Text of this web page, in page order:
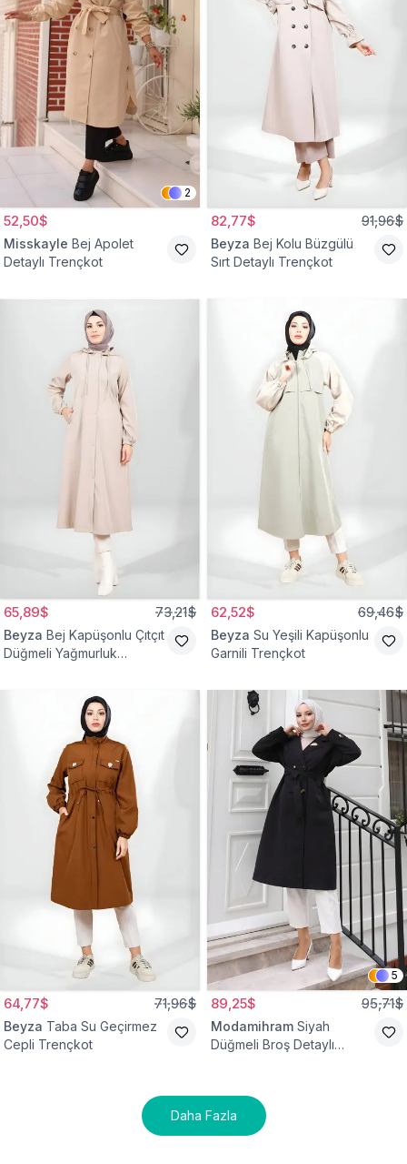
2
52,50$
Misskayle Bej Apolet
Detaylı Trençkot
82,77$ 91,96$
Beyza Bej Kolu Büzgülü
Sırt Detaylı Trençkot
65,89$ 73,21$
Beyza Bej Kapüşonlu Çıtçıt
Düğmeli Yağmurluk
62,52$ 69,46$
Beyza Su Yeşili Kapüşonlu
Garnili Trençkot
64,77$ 71,96$
Beyza Taba Su Geçirmez
Cepli Trençkot
5
89,25$ 95,71$
Modamihram Siyah
Düğmeli Broş Detaylı
Daha Fazla